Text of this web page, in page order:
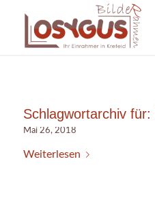
Schlagwortarchiv für:
Mai 26, 2018
Weiterlesen